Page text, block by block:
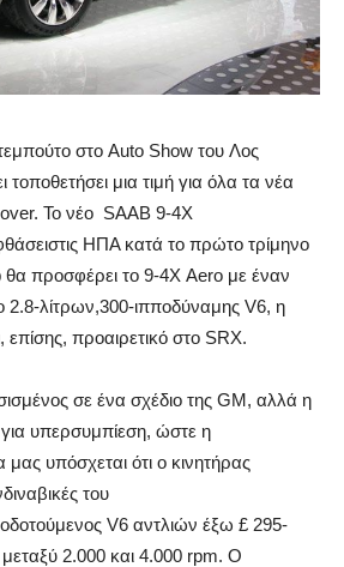
στο Auto Show του Λος
μια τιμή για όλα τα νέα
Το νέο SAAB 9-4X
ΗΠΑ κατά το πρώτο τρίμηνο
προσφέρει το 9-4X Aero με έναν
2.8-λίτρων,300-ιπποδύναμης V6, η
επίσης, προαιρετικό στο SRX.
σε ένα σχέδιο της GM, αλλά η
υπερσυμπίεση, ώστε η
μας υπόσχεται ότι ο κινητήρας
του
V6 αντλιών έξω £ 295-
2.000 και 4.000 rpm. Ο